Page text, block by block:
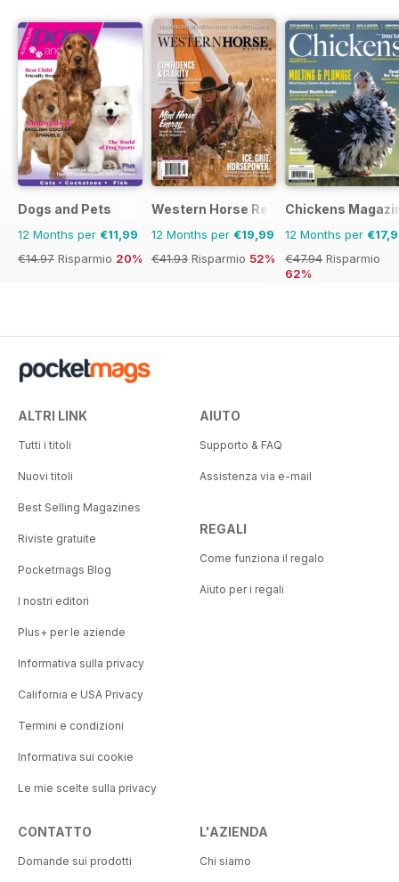
Dogs and Pets
12 Months per €11,99
€14.97 Risparmio 20%
Western Horse Review
12 Months per €19,99
€41.93 Risparmio 52%
Chickens
12 Months per
€47.94 Risparmio
62%
ALTRI LINK
Tutti i titoli
Nuovi titoli
Best Selling Magazines
Riviste gratuite
Pocketmags Blog
I nostri editori
Plus+ per le aziende
Informativa sulla privacy
California e USA Privacy
Termini e condizioni
Informativa sui cookie
Le mie scelte sulla privacy
AIUTO
Supporto & FAQ
Assistenza via e-mail
REGALI
Come funziona il regalo
Aiuto per i regali
CONTATTO
Domande sui prodotti
L'AZIENDA
Chi siamo